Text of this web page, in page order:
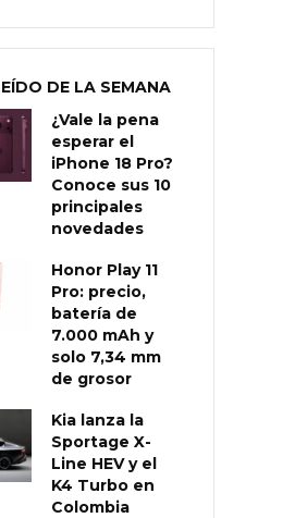
DE LA SEMANA
¿Vale la pena
esperar el
iPhone 18 Pro?
Conoce sus 10
principales
novedades
Honor Play 11
Pro: precio,
batería de
7.000 mAh y
solo 7,34 mm
de grosor
Kia lanza la
Sportage X-
Line HEV y el
K4 Turbo en
Colombia